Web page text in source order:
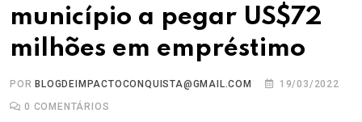
município a pegar US$72
milhões em empréstimo
POR BLOGDEIMPACTOCONQUISTA@GMAIL.COM
19/03/2022
0 COMENTÁRIOS